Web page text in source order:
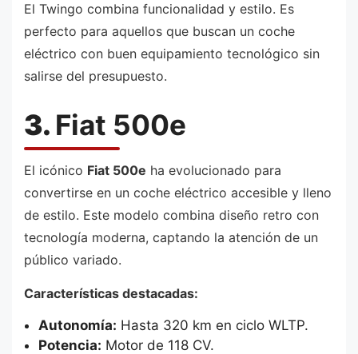
El Twingo combina funcionalidad y estilo. Es
perfecto para aquellos que buscan un coche
eléctrico con buen equipamiento tecnológico sin
salirse del presupuesto.
3. Fiat 500e
El icónico Fiat 500e ha evolucionado para
convertirse en un coche eléctrico accesible y lleno
de estilo. Este modelo combina diseño retro con
tecnología moderna, captando la atención de un
público variado.
Características destacadas:
Autonomía: Hasta 320 km en ciclo WLTP.
Potencia: Motor de 118 CV.